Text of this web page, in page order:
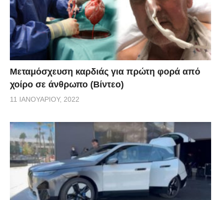
Μεταμόσχευση καρδιάς για πρώτη φορά από
χοίρο σε άνθρωπο (Βίντεο)
11 ΙΑΝΟΥΑΡΊΟΥ, 2022